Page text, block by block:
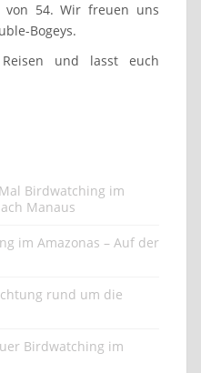
von 54. Wir freuen uns
Bogeys.
und lasst euch
Birdwatching im
Manaus
im Amazonas – Auf der
rund um die
Birdwatching im